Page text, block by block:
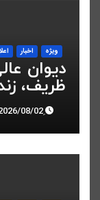
ویژه اخبار
دیوان
ظریف،
کرد